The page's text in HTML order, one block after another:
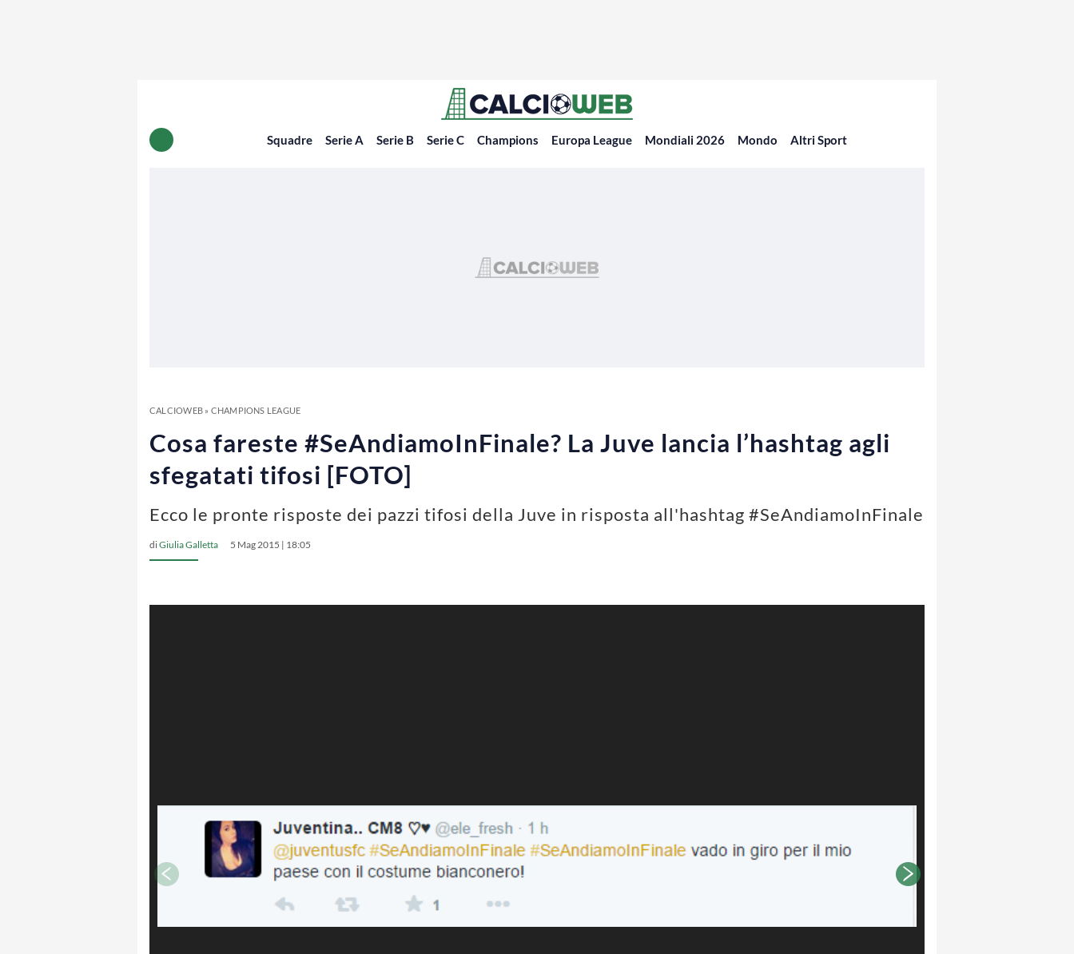
Squadre Serie A Serie B Serie C Champions Europa League Mondiali 2026 Mondo Altri Sport
CALCIOWEB» CHAMPIONS LEAGUE
Cosa fareste #SeAndiamoInFinale? La Juve lancia l’hashtag agli
sfegatati tifosi [FOTO]
Ecco le pronte risposte dei pazzi tifosi della Juve in risposta all'hashtag #SeAndiamoInFinale
diGiulia Galletta 5 Mag 2015 | 18:05